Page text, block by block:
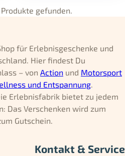
gefunden.
für Erlebnisgeschenke und
Hier findest Du
– von Action und Motorsport
und Entspannung.
Erlebnisfabrik bietet zu jedem
Das Verschenken wird zum
Gutschein.
Kontakt & Service